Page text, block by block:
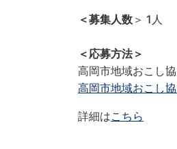
＜募集人数 ＞ 1人
＜応募方法＞
高岡市地域おこし
高岡市地域おこし
詳細はこちら